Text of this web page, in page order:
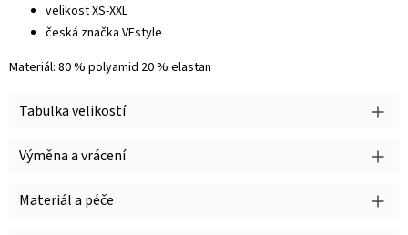
Tabulka velikostí
Výměna a vrácení
Materiál a péče
velikost XS-XXL
česká značka VFstyle
Materiál: 80 % polyamid 20 % elastan